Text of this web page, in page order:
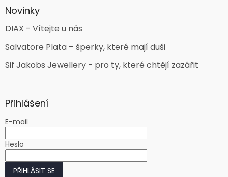
Novinky
DIAX - Vítejte u nás
Salvatore Plata – šperky, které mají duši
Sif Jakobs Jewellery - pro ty, které chtějí zazářit
Přihlášení
E-mail
Heslo
PŘIHLÁSIT SE